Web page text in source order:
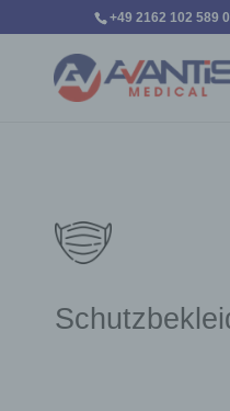
+49 2162 102 589 0